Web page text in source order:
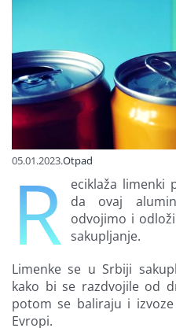
O nama
05.01.2023.Otpad
R eciklaža limenki
da ovaj
odvojimo i
sakupljanje.
Limenke se u Srbiji
kako bi se razdvojile od
potom se baliraju i
Evropi.